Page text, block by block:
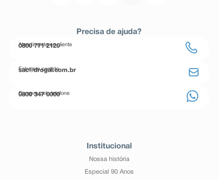
Precisa de ajuda?
Atendimento ao cliente
0800 771 2120
Entre em contato
sac@drogal.com.br
Compre pelo telefone
0800 347 0000
Institucional
Nossa história
Especial 90 Anos